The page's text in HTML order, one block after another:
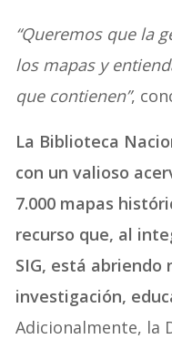
“Queremos que la
los mapas y
que contienen”,
La Biblioteca
con un valioso
7.000 mapas
recurso que, al
SIG, está abriendo
investigación,
Adicionalmente, la